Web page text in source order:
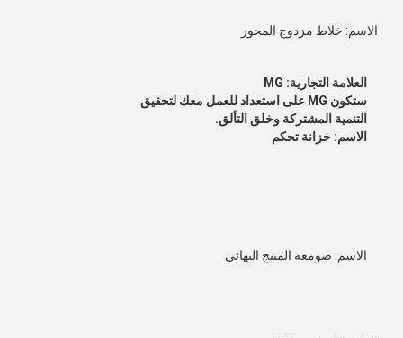
الاسم: خلاط مزدوج المحور
العلامة التجارية: MG
ستكون MG على استعداد للعمل معك لتحقيق
التنمية المشتركة وخلق التألق.
الاسم: خزانة تحكم
الاسم: صومعة المنتج النهائي